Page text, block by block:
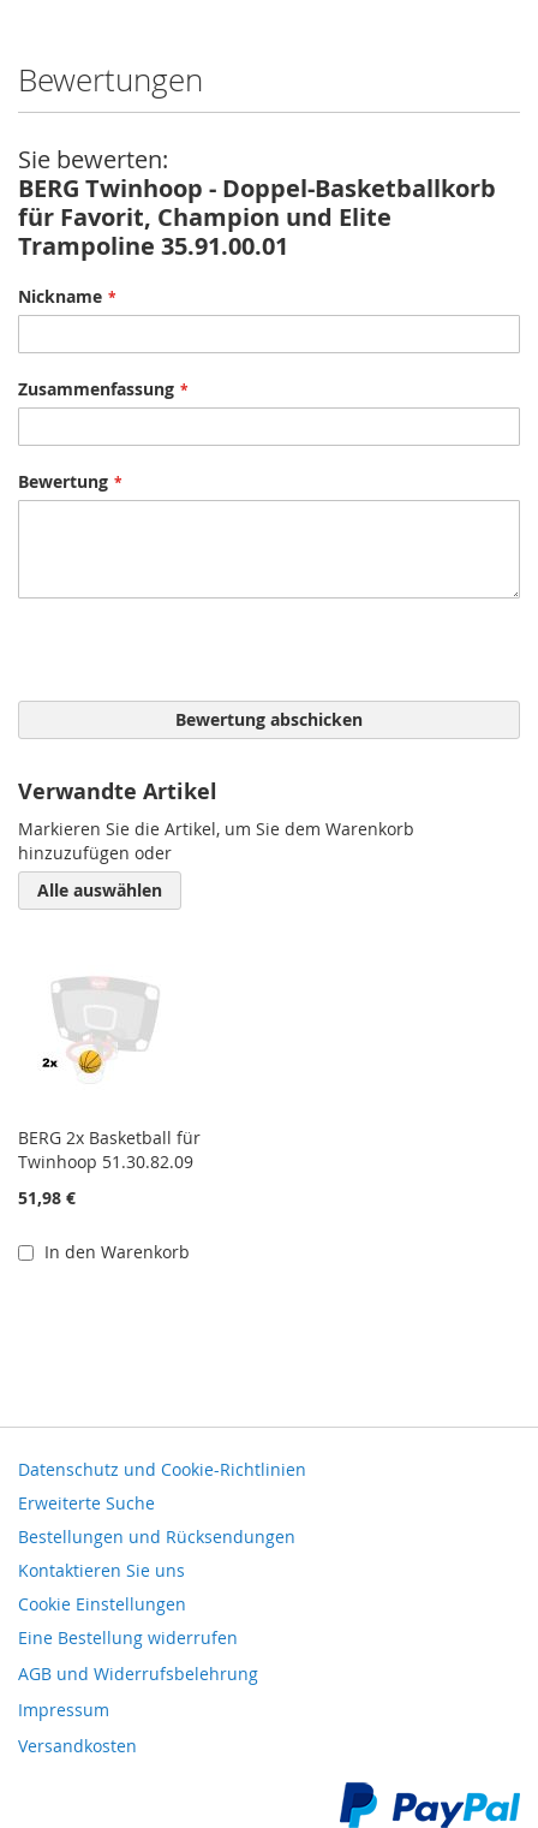
Bewertungen
Sie bewerten:
BERG Twinhoop - Doppel-Basketballkorb
für Favorit, Champion und Elite
Trampoline 35.91.00.01
Nickname
Zusammenfassung
Bewertung
Bewertung abschicken
Verwandte Artikel
Markieren Sie die Artikel, um Sie dem Warenkorb
hinzuzufügen oder
Alle auswählen
BERG 2x Basketball für
Twinhoop 51.30.82.09
51,98 €
In den Warenkorb
Datenschutz und Cookie-Richtlinien
Erweiterte Suche
Bestellungen und Rücksendungen
Kontaktieren Sie uns
Cookie Einstellungen
Eine Bestellung widerrufen
AGB und Widerrufsbelehrung
Impressum
Versandkosten